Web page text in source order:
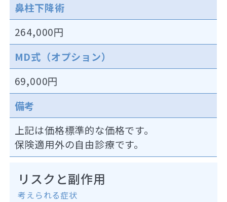
鼻柱下降術
264,000円
MD式（オプション）
69,000円
備考
上記は価格標準的な価格です。
保険適用外の自由診療です。
リスクと副作用
考えられる症状